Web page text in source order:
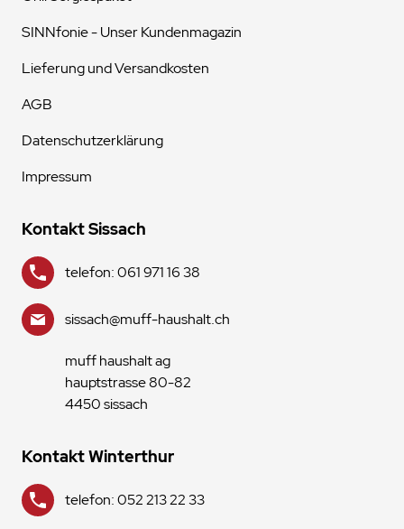
SINNfonie - Unser Kundenmagazin
Lieferung und Versandkosten
AGB
Datenschutzerklärung
Impressum
Kontakt Sissach
telefon: 061 971 16 38
sissach@muff-haushalt.ch
muff haushalt ag
hauptstrasse 80-82
4450 sissach
Kontakt Winterthur
telefon: 052 213 22 33